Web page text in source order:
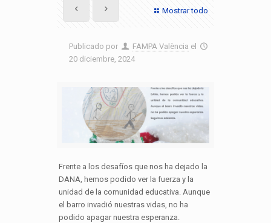
Mostrar todo
Publicado por FAMPA València el
20 diciembre, 2024
Frente a los desafíos que nos ha dejado la
DANA, hemos podido ver la fuerza y la
unidad de la comunidad educativa. Aunque
el barro invadió nuestras vidas, no ha
podido apagar nuestra esperanza.